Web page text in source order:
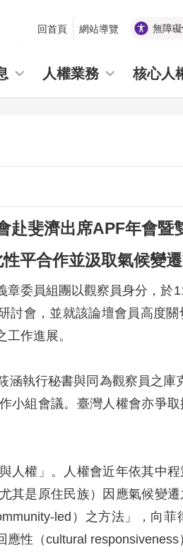
回首頁 網站導覽 無障
人權業務 核心人
赴斐濟出席APF年會暨
平合作並汲取氣候變
章委員組團以觀察員身分，於
討會，並就該論壇會員高度
作進展。
涵執行秘書與同為觀察員之
小組會議。臺灣人權會亦爭
人權」。人權會近年依其中
其是原住民族）因應氣候變
led）之方法」，向
性（cultural responsiveness